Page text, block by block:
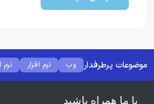
موضوعات پرطرفدار وب نرم افزار نرم
موبایل
با ما همراه باشید